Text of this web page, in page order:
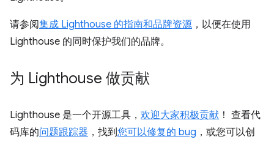
请参阅集成 Lighthouse 的指南和品牌资源 ，以便在使用
Lighthouse 的同时保护我们的品牌。
为 Lighthouse 做贡献
Lighthouse 是一个开源工具， 欢迎大家积极贡献 ！ 查看代
码库的问题跟踪器 ，找到您可以修复的 bug ，或您可以创